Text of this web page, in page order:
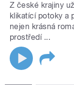
Z české krajiny
klikatící potoky a
nejen krásná
prostředí ...